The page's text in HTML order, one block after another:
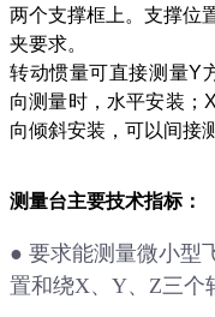
两个支撑框上。支撑位
夹要求。
转动惯量可直接测量Y
向测量时，水平安装；
向倾斜安装，可以间接
测量台主要技术指标：
● 要求能测量微小型
置和绕X、Y、Z三个